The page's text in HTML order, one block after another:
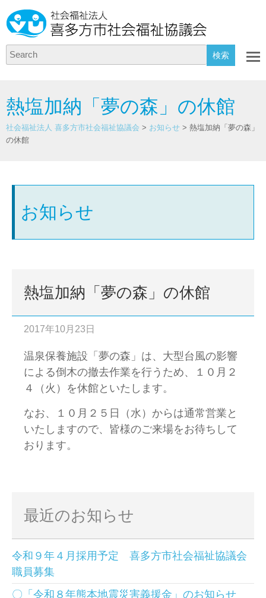
Search
熱塩加納「夢の森」の休館
社会福祉法人 喜多方市社会福祉協議会 > お知らせ > 熱塩加納「夢の森」
の休館
お知らせ
熱塩加納「夢の森」の休館
2017年10月23日
温泉保養施設「夢の森」は、大型台風の影響
による倒木の撤去作業を行うため、１０月２
４（火）を休館といたします。
なお、１０月２５日（水）からは通常営業と
いたしますので、皆様のご来場をお待ちして
おります。
最近のお知らせ
令和９年４月採用予定 喜多方市社会福祉協議会
職員募集
〇「令和８年熊本地震災害義援金」のお知らせ